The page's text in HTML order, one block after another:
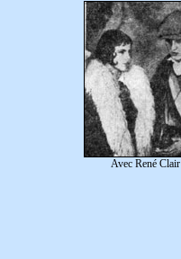
Avec René Clair